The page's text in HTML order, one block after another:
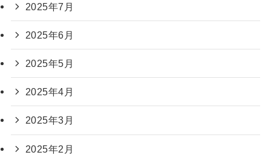
2025年7月
2025年6月
2025年5月
2025年4月
2025年3月
2025年2月